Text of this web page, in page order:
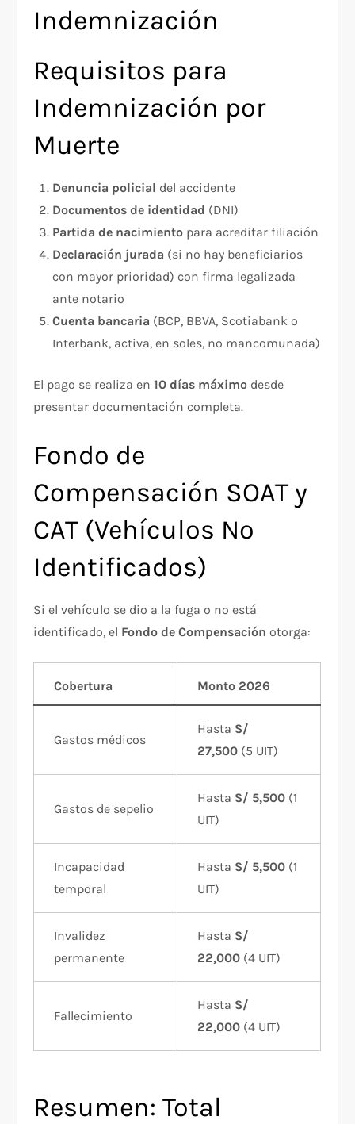
Indemnización
Requisitos para
Indemnización por
Muerte
Denuncia policial del accidente
Documentos de identidad (DNI)
Partida de nacimiento para acreditar filiación
Declaración jurada (si no hay beneficiarios
con mayor prioridad) con firma legalizada
ante notario
Cuenta bancaria (BCP, BBVA, Scotiabank o
Interbank, activa, en soles, no mancomunada)
El pago se realiza en10 días máximo desde
presentar documentación completa.
Fondo de
Compensación SOAT y
CAT (Vehículos No
Identificados)
Si el vehículo se dio a la fuga o no está
identificado, el Fondo de Compensación otorga:
Cobertura Monto 2026
Gastos médicos
Hasta S/
27,500 (5 UIT)
Gastos de sepelio
Hasta S/ 5,500 (1
UIT)
Incapacidad
temporal
Hasta S/ 5,500 (1
UIT)
Invalidez
permanente
Hasta S/
22,000 (4 UIT)
Fallecimiento
Hasta S/
22,000 (4 UIT)
Resumen: Total